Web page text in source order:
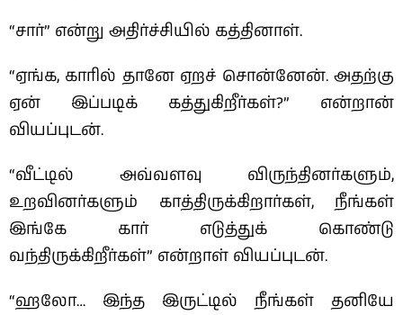
“சார்” என்று அதிர்ச்சியில் கத்தினாள்.
“ஏங்க, காரில் தானே ஏறச் சொன்னேன். அதற்கு
ஏன் இப்படிக் கத்துகிறீர்கள்?” என்றான்
வியப்புடன்.
“வீட்டில் அவ்வளவு விருந்தினர்களும்,
உறவினர்களும் காத்திருக்கிறார்கள், நீங்கள்
இங்கே கார் எடுத்துக் கொண்டு
வந்திருக்கிறீர்கள்” என்றாள் வியப்புடன்.
“ஹலோ… இந்த இருட்டில் நீங்கள் தனியே